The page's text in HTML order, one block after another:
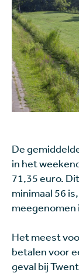
De
in het
71,35 euro.
minimaal 56
meegenomen
Het meest
betalen voor
geval bij